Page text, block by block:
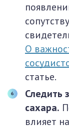
О
статье.
Следить
сахара.
влияет